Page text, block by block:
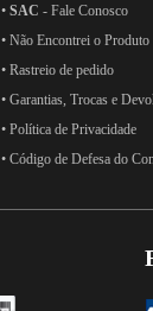
• SAC - Fale Conosco
• Não Encontrei o Produto
• Rastreio de pedido
• Garantias, Trocas e
• Política de Privacidade
• Código de Defesa do